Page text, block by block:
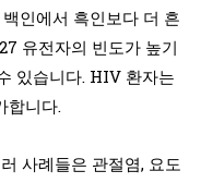
인에서 흑인보다 더 흔
유전자의 빈도가 높기
있습니다. HIV 환자는
합니다.
사례들은 관절염, 요도